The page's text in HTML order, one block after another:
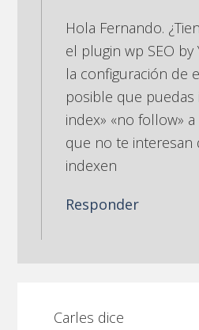
Hola Fernando.
el plugin wp SEO by
la configuración de
posible que puedas
index» «no follow» a
que no te interesan
indexen
Responder
Carles dice